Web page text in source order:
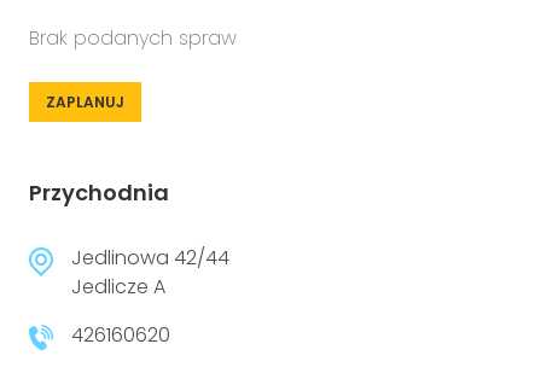
Brak podanych spraw
ZAPLANUJ
Przychodnia
Jedlinowa 42/44
Jedlicze A
426160620